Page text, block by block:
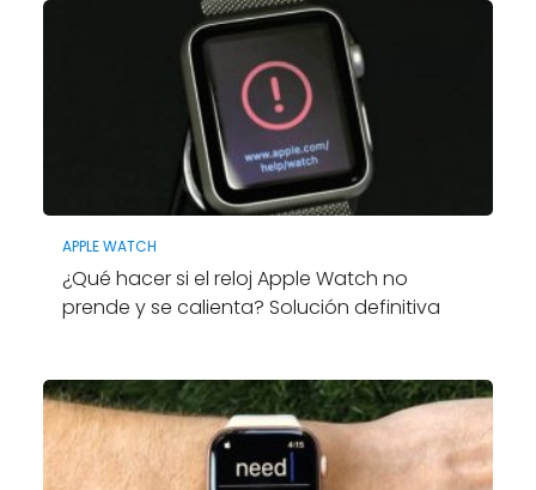
APPLE WATCH
¿Qué hacer si el reloj Apple Watch no
prende y se calienta? Solución definitiva